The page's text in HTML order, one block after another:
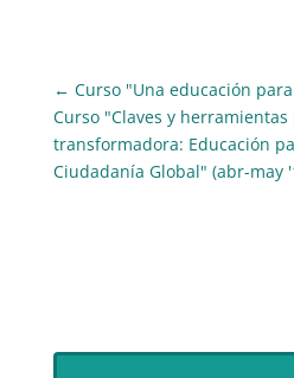
← Curso "Una educación
Curso "Claves y
transformadora: Educación
Ciudadanía Global" (abr-may